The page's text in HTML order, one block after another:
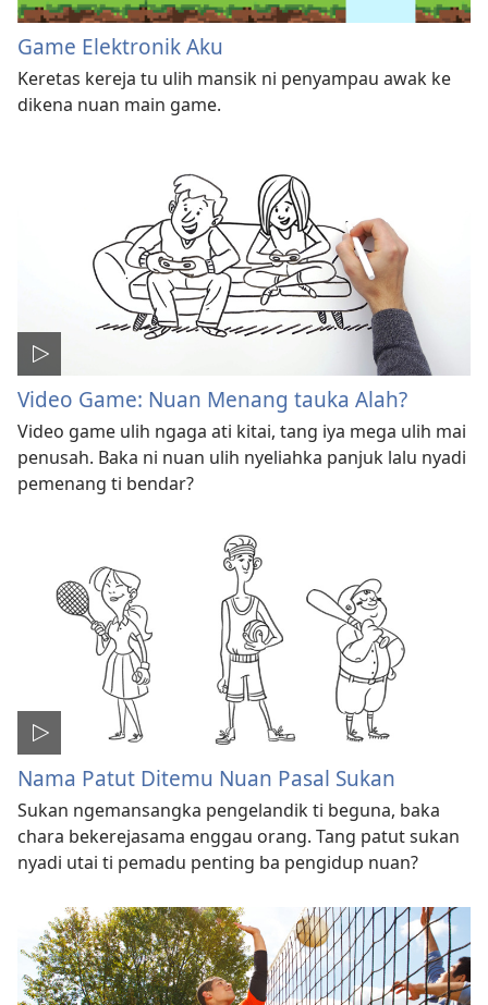
Game Elektronik Aku
Keretas kereja tu ulih mansik ni penyampau awak ke
dikena nuan main game.
Video Game: Nuan Menang tauka Alah?
Video game ulih ngaga ati kitai, tang iya mega ulih mai
penusah. Baka ni nuan ulih nyeliahka panjuk lalu nyadi
pemenang ti bendar?
Nama Patut Ditemu Nuan Pasal Sukan
Sukan ngemansangka pengelandik ti beguna, baka
chara bekerejasama enggau orang. Tang patut sukan
nyadi utai ti pemadu penting ba pengidup nuan?